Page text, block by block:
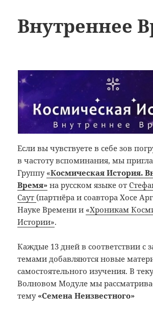
Внутреннее
Если вы чувствуете в себе зов
в частоту вспоминания, мы
Группу «Космическая История.
Время» на русском языке от
Саут(партнёра и соавтора Хосе
Науке Времени и «Хроникам
Истории».
Каждые 13 дней в соответствии
темами добавляются новые
самостоятельного изучения. В
Волновом Модуле мы
тему «Семена Неизвестного»